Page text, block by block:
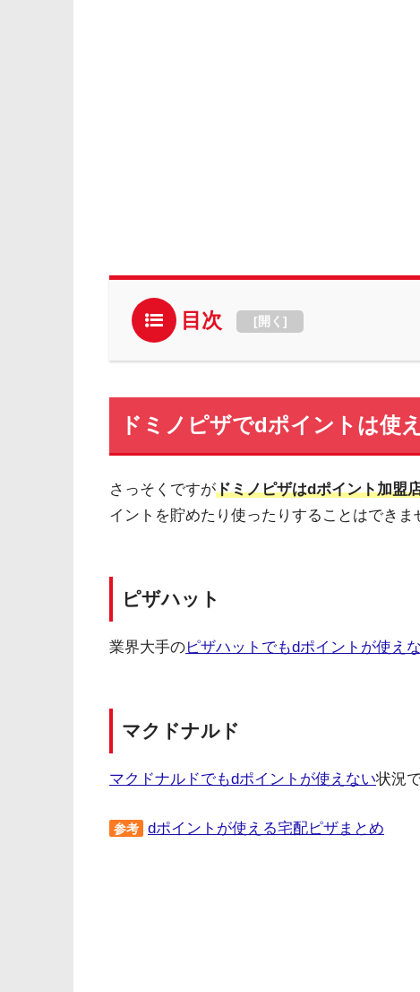
目次 [開く ]
ドミノピザでdポイントは使
さっそくですがドミノピザはdポイント加盟
イントを貯めたり使ったりすることはできま
ピザハット
業界大手のピザハットでもdポイントが使え
マクドナルド
マクドナルドでもdポイントが使えない状況で
参考 dポイントが使える宅配ピザまとめ